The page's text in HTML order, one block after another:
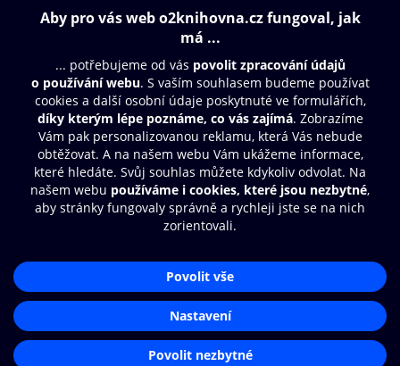
Obsah ke stažení
Moje O2 Knihovna
Další zábava
© O2 Czech Republic a.s.
Přístupnost
Zásady zpracování osobních údajů
Nastavení cookies
Aplikace O2 Knihovna
Čti a poslouchej své e-knihy a
audioknihy rychleji a pohodlněji.